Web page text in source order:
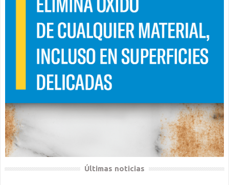
Últimas noticias